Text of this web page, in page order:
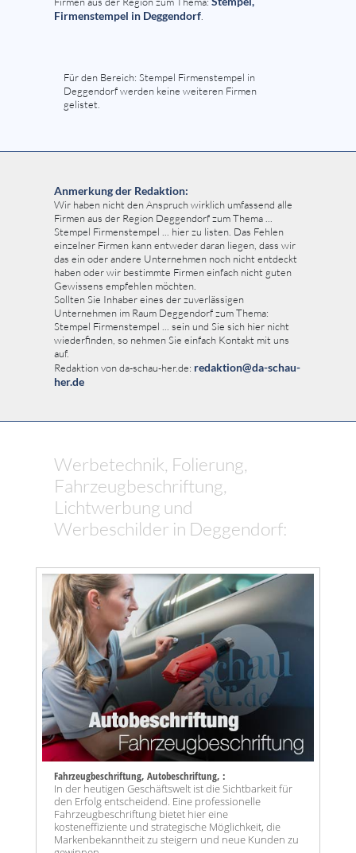
Firmenstempel in Deggendorf.
Für den Bereich: Stempel Firmenstempel in
Deggendorf werden keine weiteren Firmen
gelistet.
Anmerkung der Redaktion:
Wir haben nicht den Anspruch wirklich umfassend alle
Firmen aus der Region Deggendorf zum Thema ...
Stempel Firmenstempel ... hier zu listen. Das Fehlen
einzelner Firmen kann entweder daran liegen, dass wir
das ein oder andere Unternehmen noch nicht entdeckt
haben oder wir bestimmte Firmen einfach nicht guten
Gewissens empfehlen möchten.
Sollten Sie Inhaber eines der zuverlässigen
Unternehmen im Raum Deggendorf zum Thema:
Stempel Firmenstempel ... sein und Sie sich hier nicht
wiederfinden, so nehmen Sie einfach Kontakt mit uns
auf.
Redaktion von da-schau-her.de: redaktion@da-schau-
her.de
Werbetechnik, Folierung,
Fahrzeugbeschriftung,
Lichtwerbung und
Werbeschilder in Deggendorf:
Fahrzeugbeschriftung, Autobeschriftung, :
In der heutigen Geschäftswelt ist die Sichtbarkeit für
den Erfolg entscheidend. Eine professionelle
Fahrzeugbeschriftung bietet hier eine
kosteneffiziente und strategische Möglichkeit, die
Markenbekanntheit zu steigern und neue Kunden zu